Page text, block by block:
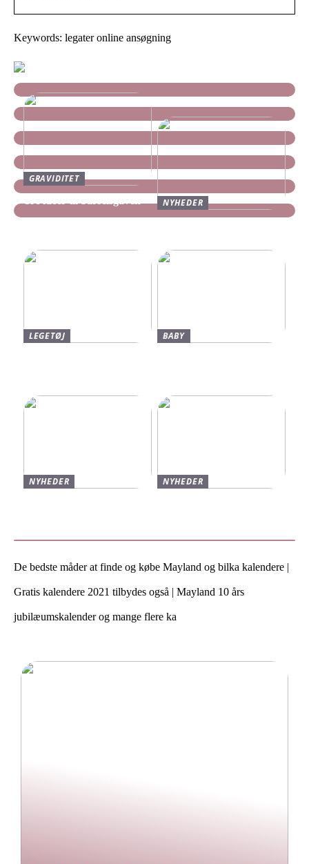
Keywords: legater online ansøgning
GRAVIDITET
NYHEDER
LEGETØJ
BABY
NYHEDER
NYHEDER
De bedste måder at finde og købe Mayland og bilka kalendere |
Gratis kalendere 2021 tilbydes også | Mayland 10 års
jubilæumskalender og mange flere ka